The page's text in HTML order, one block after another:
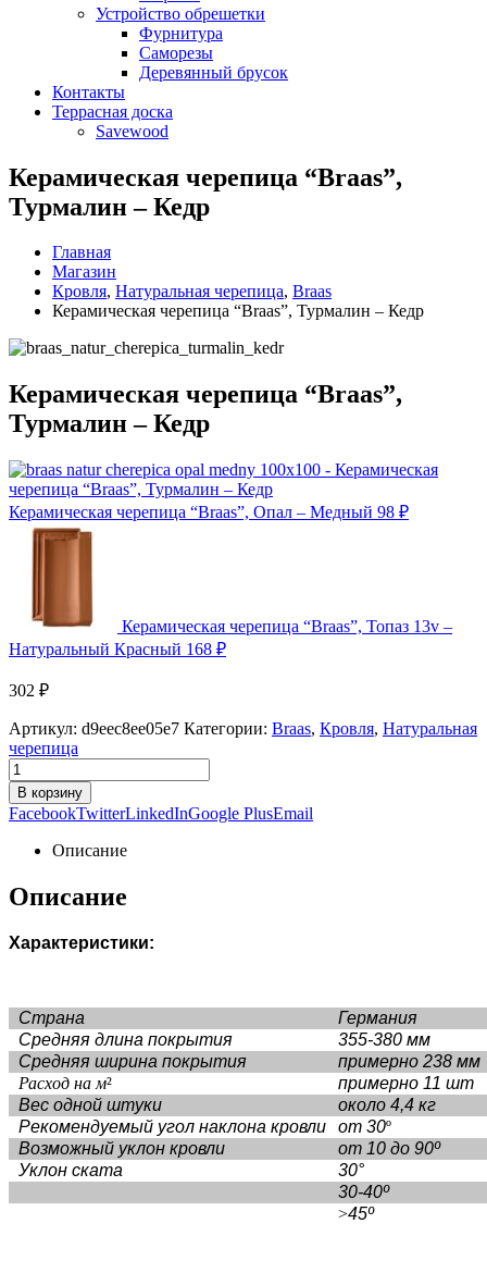
Устройство обрешетки
Фурнитура
Саморезы
Деревянный брусок
Контакты
Террасная доска
Savewood
Керамическая черепица “Braas”,
Турмалин – Кедр
Главная
Магазин
Кровля, Натуральная черепица, Braas
Керамическая черепица “Braas”, Турмалин – Кедр
Керамическая черепица “Braas”,
Турмалин – Кедр
Керамическая черепица “Braas”, Опал – Медный 98 ₽
Керамическая черепица “Braas”, Топаз 13v –
Натуральный Красный 168 ₽
302 ₽
Артикул: d9eec8ee05e7 Категории: Braas, Кровля, Натуральная
черепица
В корзину
FacebookTwitterLinkedInGoogle PlusEmail
Описание
Описание
Характеристики:
Страна
Германия
Средняя длина покрытия
355-380 мм
Средняя ширина покрытия
примерно 238 мм
Расход на м²
примерно 11 шт
Вес одной штуки
около 4,4 кг
Рекомендуемый угол наклона кровли
от 30º
Возможный уклон кровли
от 10 до 90º
Уклон ската
30°
30-40º
>45º